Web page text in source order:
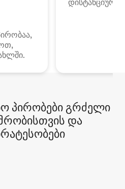
დისტანციური
პირობები გრძელი
და